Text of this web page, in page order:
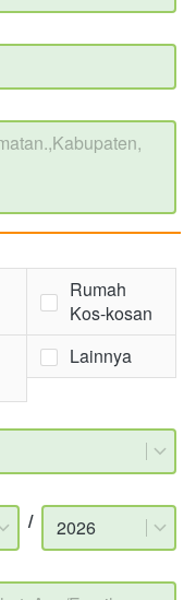
Rumah
Kos-kosan
Lainnya
/ 2026